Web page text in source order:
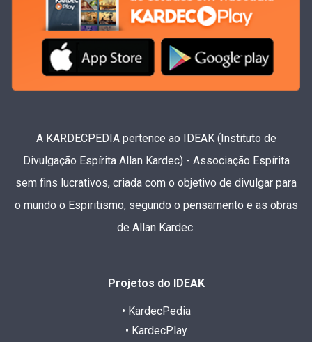
A KARDECPEDIA pertence ao IDEAK (Instituto de
Divulgação Espírita Allan Kardec) - Associação Espírita
sem fins lucrativos, criada com o objetivo de divulgar para
o mundo o Espiritismo, segundo o pensamento e as obras
de Allan Kardec.
Projetos do IDEAK
• KardecPedia
• KardecPlay